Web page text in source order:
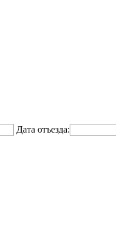
Дата отъезда: